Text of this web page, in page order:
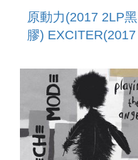
原動力(2017 2LP黑
膠) EXCITER(2017